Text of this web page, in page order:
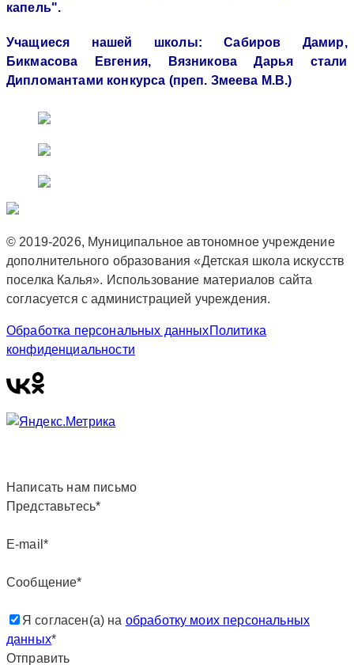
капель".
Учащиеся нашей школы: Сабиров Дамир,
Бикмасова Евгения, Вязникова Дарья стали
Дипломантами конкурса (преп. Змеева М.В.)
© 2019-2026, Муниципальное автономное учреждение
дополнительного образования «Детская школа искусств
поселка Калья». Использование материалов сайта
согласуется с администрацией учреждения.
Обработка персональных данныхПолитика
конфиденциальности
Написать нам письмо
Представьтесь*
E-mail*
Сообщение*
Я согласен(а) на обработку моих персональных
данных*
Отправить